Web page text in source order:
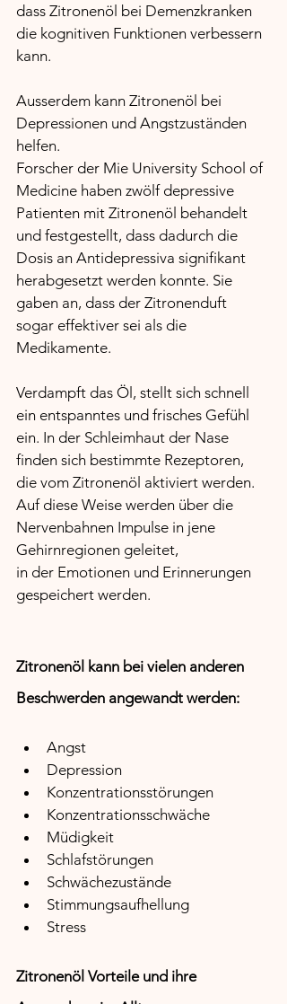
dass Zitronenöl bei Demenzkranken
die kognitiven Funktionen verbessern
kann.
Ausserdem kann Zitronenöl bei
Depressionen und Angstzuständen
helfen.
Forscher der Mie University School of
Medicine haben zwölf depressive
Patienten mit Zitronenöl behandelt
und festgestellt, dass dadurch die
Dosis an Antidepressiva signifikant
herabgesetzt werden konnte. Sie
gaben an, dass der Zitronenduft
sogar effektiver sei als die
Medikamente.
Verdampft das Öl, stellt sich schnell
ein entspanntes und frisches Gefühl
ein. In der Schleimhaut der Nase
finden sich bestimmte Rezeptoren,
die vom Zitronenöl aktiviert werden.
Auf diese Weise werden über die
Nervenbahnen Impulse in jene
Gehirnregionen geleitet,
in der Emotionen und Erinnerungen
gespeichert werden.
Zitronenöl kann bei vielen anderen
Beschwerden angewandt werden:
Angst
Depression
Konzentrationsstörungen
Konzentrationsschwäche
Müdigkeit
Schlafstörungen
Schwächezustände
Stimmungsaufhellung
Stress
Zitronenöl Vorteile und ihre